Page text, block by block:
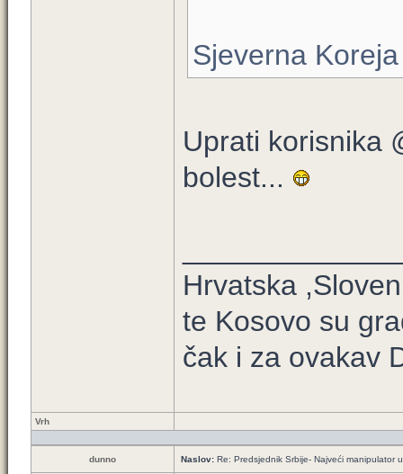
Sjeverna
Uprati korisnika
bolest...
Hrvatska
te Kosovo su
čak i za ovakav
Vrh
dunno Naslov: Re: Predsjednik Srbije- Najveći manipulator